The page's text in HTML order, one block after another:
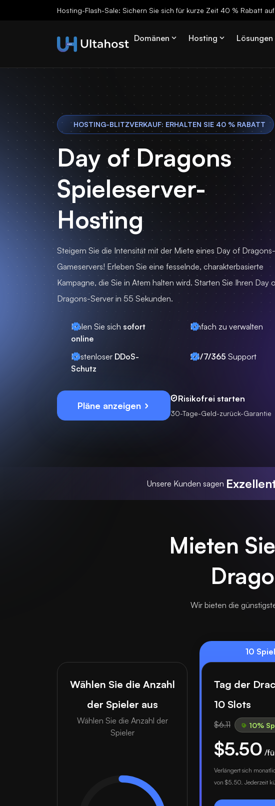
Hosting-Flash-Sale: Sichern Sie sich für kurze Zeit 40 % Rabatt
Domänen Hosting Lösungen
HOSTING-BLITZVERKAUF: ERHALTEN SIE 40 % RABATT
Day of Dragons
Spieleserver-
Hosting
Steigern Sie die Intensität mit der Miete eines Day of Dragons-
Gameservers! Erleben Sie eine fesselnde, charakterbasierte
Kampagne, die Sie in Atem halten wird. Starten Sie Ihren Day
Dragons-Server in 55 Sekunden.
Holen Sie sich sofort
online
Einfach zu verwalten
Kostenloser DDoS-
Schutz
24/7/365 Support
Pläne anzeigen
Risikofrei starten
30-Tage-Geld-zurück-Garantie
Unsere Kunden sagen
Mieten
Wir bieten die
Wählen Sie die Anzahl
der Spieler aus
Wählen Sie die Anzahl der
Spieler
10
Tag der
10 Slots
$6.11 10%
$5.50 /
Verlängert sich
von $5.50. Jederzeit